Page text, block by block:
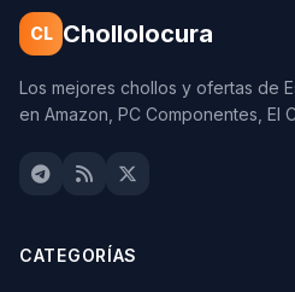
CL Chollolocura
Los mejores chollos y ofertas de
en Amazon, PC Componentes, El
CATEGORÍAS